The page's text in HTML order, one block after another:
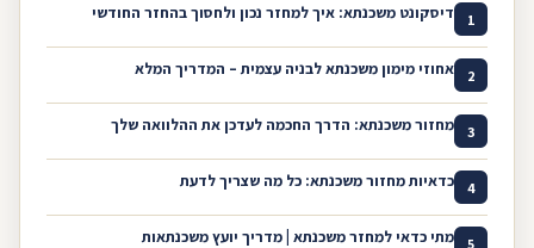
1 דיסקונט משכנתא: איך למחזר נכון ולחסוך בהחזר החודשי
2 אחוזי מימון משכנתא לבניה עצמית – המדריך המלא
3 מחזור משכנתא: הדרך החכמה לעדכן את ההלוואה שלך
4 כדאיות מחזור משכנתא: כל מה שצריך לדעת
5 מתי כדאי למחזר משכנתא | מדריך יועץ משכנתאות